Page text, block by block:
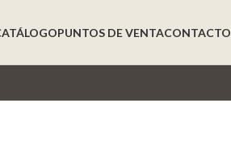
PUNTOS DE VENTACONTACTO